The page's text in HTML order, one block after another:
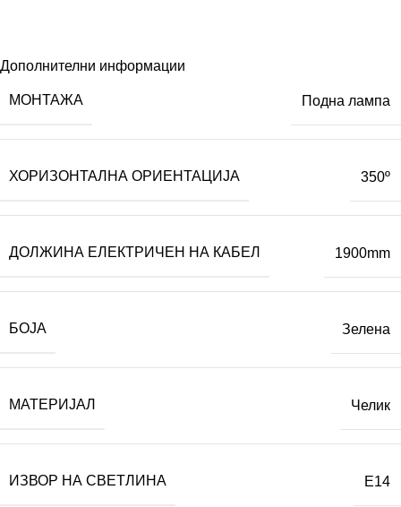
Дополнителни информации
МОНТАЖА Подна лампа
ХОРИЗОНТАЛНА ОРИЕНТАЦИЈА 350º
ДОЛЖИНА ЕЛЕКТРИЧЕН НА КАБЕЛ 1900mm
БОЈА Зелена
МАТЕРИЈАЛ Челик
ИЗВОР НА СВЕТЛИНА E14